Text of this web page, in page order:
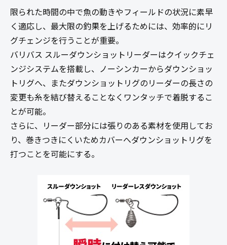
限られた時間の中で魚の動きやフィールドの状況に素早
く適応し、最大限の釣果を上げるためには、効率的にリ
グチェンジを行うことが重要。
バリバス スルーダウンショットリーダーはクイックチェ
ンジシステムを搭載し、ノーシンカーからダウンショッ
トリグへ、またダウンショットリグのリーダーの長さの
変更も糸を結び替えることなくワンタッチで着脱するこ
とが可能。
さらに、リーダー部分には張りのある素材を使用してお
り、巻きつきにくいためカバーへダウンショットリグを
打つことを可能にする。